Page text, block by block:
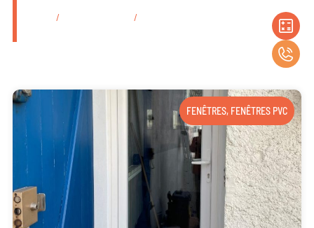
/ /
Faire installer des panneaux japonais ou
des cloisons de séparation Auriol 13007 Dans Les Bouches-Du-Rhône
FENÊTRES, FENÊTRES PVC